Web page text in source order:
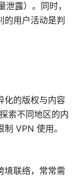
露）。同时，
用户活动是判
化的版权与内容
索不同地区的内
VPN 使用。
境联络，常常需